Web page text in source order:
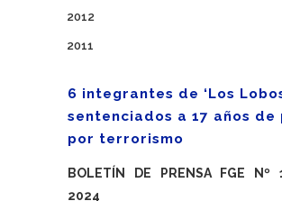
2012
2011
6 integrantes de ‘Los
sentenciados a 17 años de
por terrorismo
BOLETÍN DE PRENSA FGE Nº
2024